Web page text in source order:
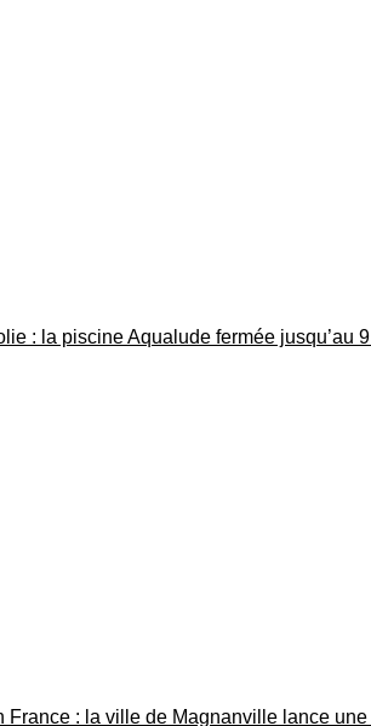
: la piscine Aqualude fermée jusqu’au
France : la ville de Magnanville lance